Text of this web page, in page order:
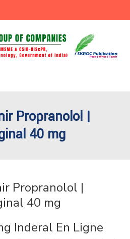
Propranolol |
40 mg
Propranolol |
40 mg
Inderal En Ligne